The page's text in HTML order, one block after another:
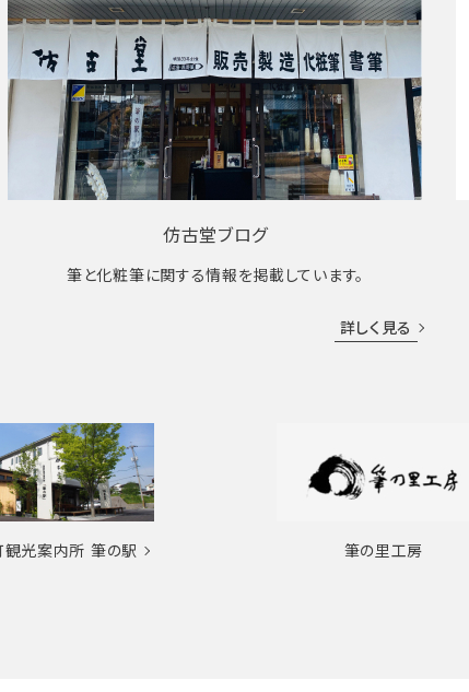
仿古堂ブログ
筆と化粧筆に関する情報を掲載しています。
詳しく見る
観光案内所 筆の駅 筆の里工房